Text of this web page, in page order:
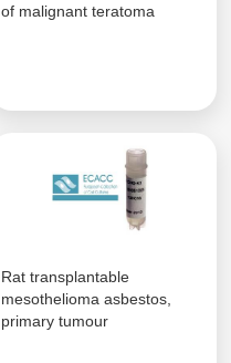
of malignant teratoma
Rat transplantable
mesothelioma asbestos,
primary tumour